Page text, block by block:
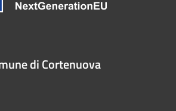
di Cortenuova